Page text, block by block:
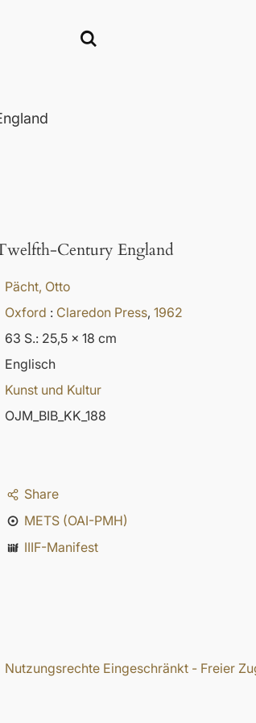
Century England
Pächt, Otto
Oxford : Claredon Press, 1962
63 S.: 25,5 x 18 cm
Englisch
Kunst und Kultur
OJM_BIB_KK_188
Share
METS (OAI-PMH)
IIIF-Manifest
Nutzungsrechte Eingeschränkt - Freier